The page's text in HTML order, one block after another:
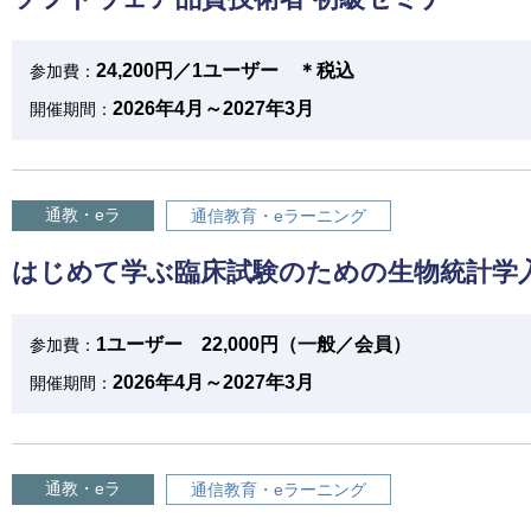
参加費： 24,200円／1ユーザー ＊税込
開催期間： 2026年4月～2027年3月
通教・eラ 通信教育・eラーニング
はじめて学ぶ臨床試験のための生物統計学
参加費： 1ユーザー 22,000円（一般／会員）
開催期間： 2026年4月～2027年3月
通教・eラ 通信教育・eラーニング